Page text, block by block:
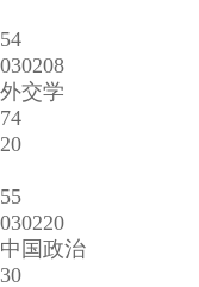
54
030208
外交学
74
20
55
030220
中国政治
30